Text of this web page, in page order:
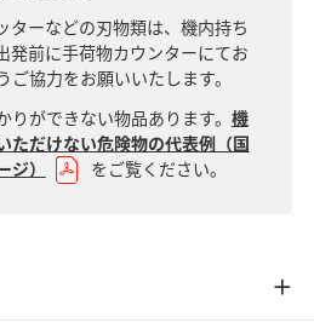
ターなどの刃物類は、機内持ち
発前に手荷物カウンターにてお
協力をお願いいたします。
ができない物品あります。 機
ただけない危険物の代表例（国
）
をご覧ください。